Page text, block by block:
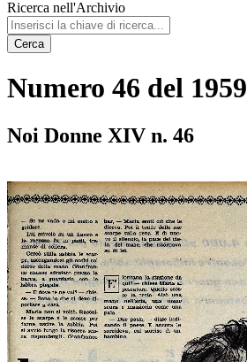
Ricerca nell'Archivio
Cerca
Numero 46 del 1959
Noi Donne XIV n. 46